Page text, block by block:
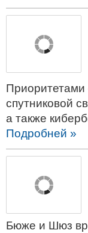
Приоритетами
спутниковой
а также
Подробней »
Бюже и Шюз